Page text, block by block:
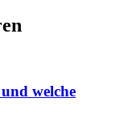
welche